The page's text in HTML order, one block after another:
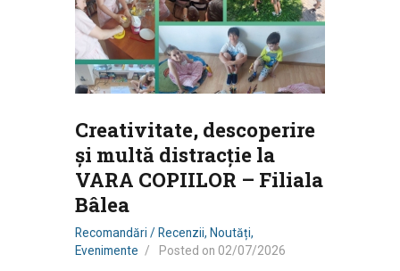
Creativitate, descoperire
și multă distracție la
VARA COPIILOR – Filiala
Bâlea
Recomandări / Recenzii, Noutăți,
Evenimente
Posted on 02/07/2026